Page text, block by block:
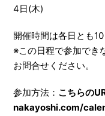
4日(木)
開催時間は各日とも
※この日程で参加でき
お問合せください。
参加方法： こちらの
nakayoshi.com/